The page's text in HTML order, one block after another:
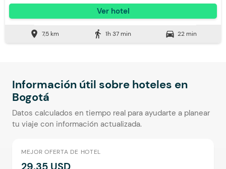
Aceptan mascotas pequeñas (Cargo Extra)
Televisión
Ver hotel
location_on 7,5 km directions_walk 1h 37 min directions_car 22 min
Información útil sobre hoteles en
Bogotá
Datos calculados en tiempo real para ayudarte a planear
tu viaje con información actualizada.
MEJOR OFERTA DE HOTEL